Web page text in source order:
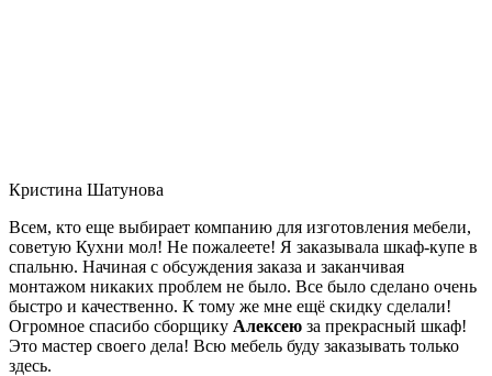
Кристина Шатунова
Всем, кто еще выбирает компанию для изготовления мебели,
советую Кухни мол! Не пожалеете! Я заказывала шкаф-купе в
спальню. Начиная с обсуждения заказа и заканчивая
монтажом никаких проблем не было. Все было сделано очень
быстро и качественно. К тому же мне ещё скидку сделали!
Огромное спасибо сборщику Алексею за прекрасный шкаф!
Это мастер своего дела! Всю мебель буду заказывать только
здесь.